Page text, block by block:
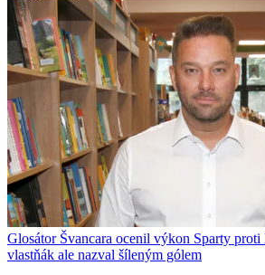
Glosátor Švancara ocenil výkon Sparty proti
vlastňák ale nazval šíleným gólem